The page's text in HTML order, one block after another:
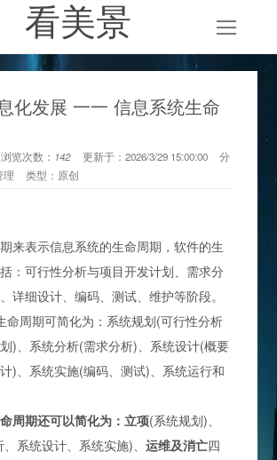
看美景
化发展 一一 信息系统生命
浏览次数： 142 更新于：2026/3/29 15:00:00
分
理 类型： 原创
来表示信息系统的生命周期，软件的生
：可行性分析与项目开发计划、需求分
详细设计、编码、测试、维护等阶段。
命周期可简化为：系统规划(可行性分析
)、系统分析(需求分析)、系统设计(概要
)、系统实施(编码、测试)、系统运行和
周期还可以简化为：立项(系统规划)、
、系统设计、系统实施)、运维及消亡四